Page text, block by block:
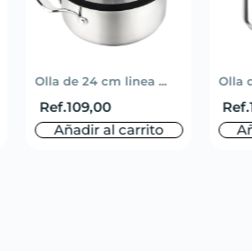
Olla de 24 cm linea ...
Ref.109,00
Añadir al carrito
Olla
Ref.